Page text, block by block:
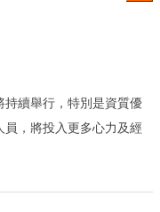
持續舉行，特別是資質優
，將投入更多心力及經